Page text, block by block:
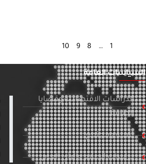
1
…
8
9
10
السياسات العامة
الدراسات الاقتصادية وقضايا
الطاقة
تنمية ومجتمع
دراسات الإعلام والرأي العام